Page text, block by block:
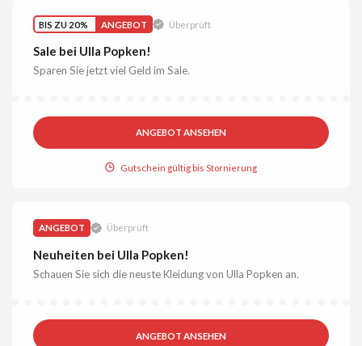
BIS ZU 20% ANGEBOT Überprüft
Sale bei Ulla Popken!
Sparen Sie jetzt viel Geld im Sale.
ANGEBOT ANSEHEN
Gutschein gültig bis Stornierung
ANGEBOT Überprüft
Neuheiten bei Ulla Popken!
Schauen Sie sich die neuste Kleidung von Ulla Popken an.
ANGEBOT ANSEHEN